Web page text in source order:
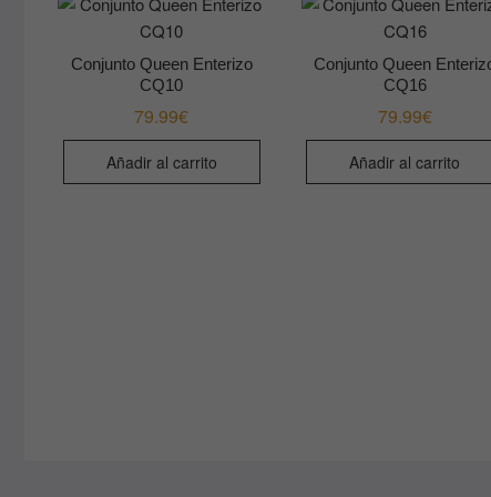
Conjunto Queen Enterizo
CQ10
79.99€
Añadir al carrito
Conjunto Queen
CQ16
79.99€
Añadir al carrito